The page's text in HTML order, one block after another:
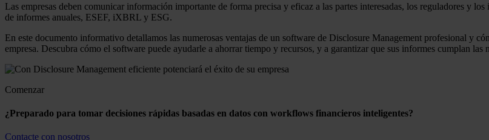
Las empresas deben comunicar información importante de forma precisa y eficaz a las partes interesadas, los reguladores y
de informes anuales, ESEF, iXBRL y ESG.
En este documento informativo detallamos las numerosas ventajas de un software de Disclosure Management profesional y
empresa. Descubra cómo el software puede ayudarle a ahorrar tiempo y recursos, y a garantizar que sus informes cumplan
Comenzar
¿Preparado para tomar decisiones rápidas basadas en datos con workflows financieros inteligentes?
Contacte con nosotros